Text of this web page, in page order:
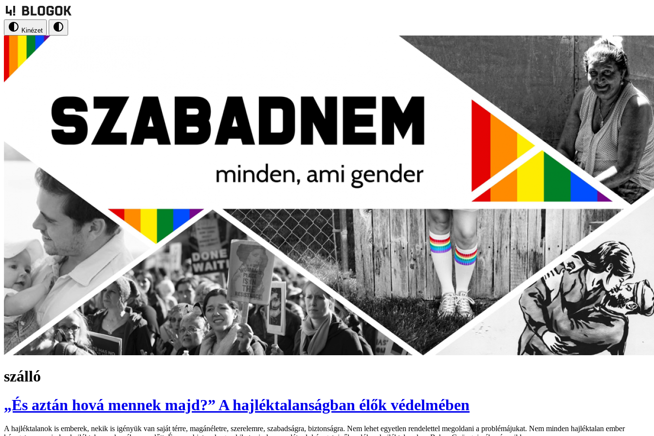
Kinézet
szálló
„És aztán hová mennek majd?” A hajléktalanságban élők védelmében
A hajléktalanok is emberek, nekik is igényük van saját térre, magánéletre, szerelemre, szabadságra, biztonságra. Nem lehet egyetlen rendelettel megoldani a problémájukat. Nem minden hajléktalan ember